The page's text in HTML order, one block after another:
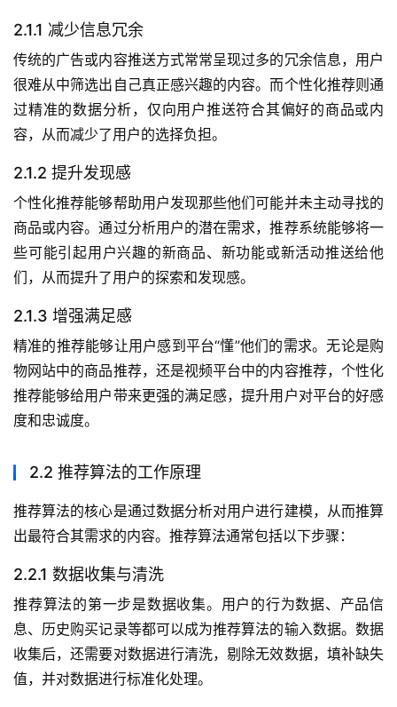
2.1.1 减少信息冗余
传统的广告或内容推送方式常常呈现过多的冗余信息，用户
很难从中筛选出自己真正感兴趣的内容。而个性化推荐则通
过精准的数据分析，仅向用户推送符合其偏好的商品或内
容，从而减少了用户的选择负担。
2.1.2 提升发现感
个性化推荐能够帮助用户发现那些他们可能并未主动寻找的
商品或内容。通过分析用户的潜在需求，推荐系统能够将一
些可能引起用户兴趣的新商品、新功能或新活动推送给他
们，从而提升了用户的探索和发现感。
2.1.3 增强满足感
精准的推荐能够让用户感到平台“懂”他们的需求。无论是购
物网站中的商品推荐，还是视频平台中的内容推荐，个性化
推荐能够给用户带来更强的满足感，提升用户对平台的好感
度和忠诚度。
2.2 推荐算法的工作原理
推荐算法的核心是通过数据分析对用户进行建模，从而推算
出最符合其需求的内容。推荐算法通常包括以下步骤：
2.2.1 数据收集与清洗
推荐算法的第一步是数据收集。用户的行为数据、产品信
息、历史购买记录等都可以成为推荐算法的输入数据。数据
收集后，还需要对数据进行清洗，剔除无效数据，填补缺失
值，并对数据进行标准化处理。